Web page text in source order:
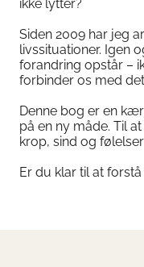
ikke lytter?
Siden 2009 har jeg
livssituationer. Igen
forandring opstår –
forbinder os med
Denne bog er en
på en ny måde. Til
krop, sind og
Er du klar til at